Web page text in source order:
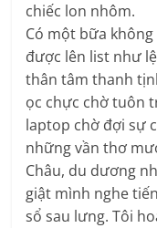
chiếc lon nhôm.
Có một bữa
được lên list như
thân tâm thanh
ọc chực chờ tuôn
laptop chờ đợi sự
những vần thơ
Châu, du dương
giật mình nghe
sổ sau lưng. Tôi